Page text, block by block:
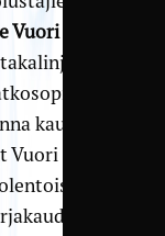
Vuorituo
kauden
Vuori mielii